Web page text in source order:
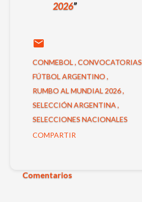
2026
CONMEBOL CONVOCATORIAS
FÚTBOL ARGENTINO
RUMBO AL MUNDIAL 2026
SELECCIÓN ARGENTINA
SELECCIONES NACIONALES
COMPARTIR
Comentarios